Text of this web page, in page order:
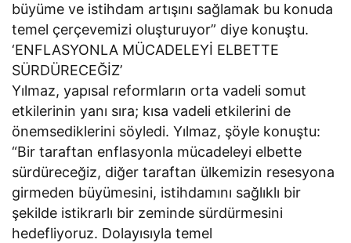
büyüme ve istihdam artışını sağlamak bu konuda
temel çerçevemizi oluşturuyor” diye konuştu.
‘ENFLASYONLA MÜCADELEYİ ELBETTE
SÜRDÜRECEĞİZ’
Yılmaz, yapısal reformların orta vadeli somut
etkilerinin yanı sıra; kısa vadeli etkilerini de
önemsediklerini söyledi. Yılmaz, şöyle konuştu:
“Bir taraftan enflasyonla mücadeleyi elbette
sürdüreceğiz, diğer taraftan ülkemizin resesyona
girmeden büyümesini, istihdamını sağlıklı bir
şekilde istikrarlı bir zeminde sürdürmesini
hedefliyoruz. Dolayısıyla temel